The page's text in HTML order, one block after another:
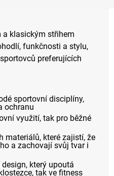
klasickým střihem
funkčnosti a stylu,
preferujících
sportovní disciplíny,
ochranu
využití, tak pro běžné
materiálů, které zajistí, že
a zachovají svůj tvar i
který upoutá
tak ve fitness